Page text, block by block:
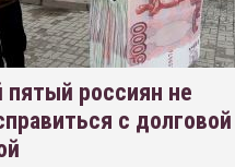
россиян не
с долговой